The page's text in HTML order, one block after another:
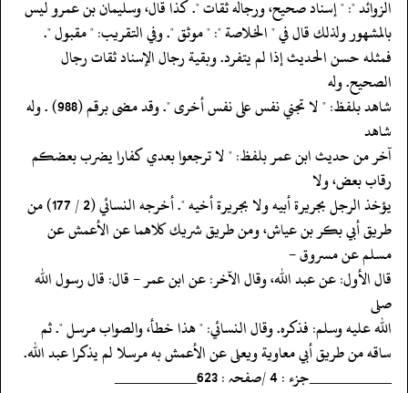
‏‏‏‏الزوائد ": " إسناد صحيح، ورجاله ثقات ". كذا قال، وسليمان بن عمرو ليس
‏‏‏‏بالمشهور ولذلك قال في " الخلاصة ": " موثق ". وفي التقريب: " مقبول ".
‏‏‏‏فمثله حسن الحديث إذا لم يتفرد. وبقية رجال الإسناد ثقات رجال
الصحيح. وله
‏‏‏‏شاهد بلفظ: " لا تجني نفس على نفس أخرى ". وقد مضى برقم (988) . وله
شاهد
‏‏‏‏آخر من حديث ابن عمر بلفظ: " لا ترجعوا بعدي كفارا يضرب بعضكم
رقاب بعض، ولا
‏‏‏‏يؤخذ الرجل بجريرة أبيه ولا بجريرة أخيه ". أخرجه النسائي (2 / 177) من
‏‏‏‏طريق أبي بكر بن عياش، ومن طريق شريك كلاهما عن الأعمش عن
مسلم عن مسروق -
‏‏‏‏قال الأول: عن عبد الله، وقال الآخر: عن ابن عمر - قال: قال رسول الله
صلى
‏‏‏‏الله عليه وسلم: فذكره. وقال النسائي: " هذا خطأ، والصواب مرسل ". ثم
‏‏‏‏ساقه من طريق أبي معاوية ويعلى عن الأعمش به مرسلا لم يذكرا عبد الله.
‏‏‏‏__________جزء : 4 /صفحہ : 623__________